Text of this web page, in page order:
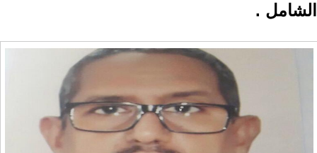
الشامل .